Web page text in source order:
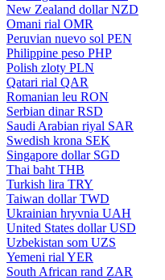
New Zealand dollar NZD
Omani rial OMR
Peruvian nuevo sol PEN
Philippine peso PHP
Polish zloty PLN
Qatari rial QAR
Romanian leu RON
Serbian dinar RSD
Saudi Arabian riyal SAR
Swedish krona SEK
Singapore dollar SGD
Thai baht THB
Turkish lira TRY
Taiwan dollar TWD
Ukrainian hryvnia UAH
United States dollar USD
Uzbekistan som UZS
Yemeni rial YER
South African rand ZAR